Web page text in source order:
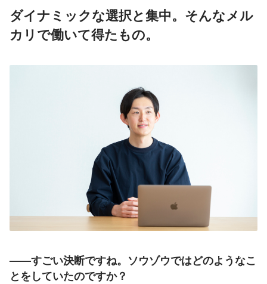
ダイナミックな選択と集中。そんなメル
カリで働いて得たもの。
——すごい決断ですね。ソウゾウではどのようなこ
とをしていたのですか？